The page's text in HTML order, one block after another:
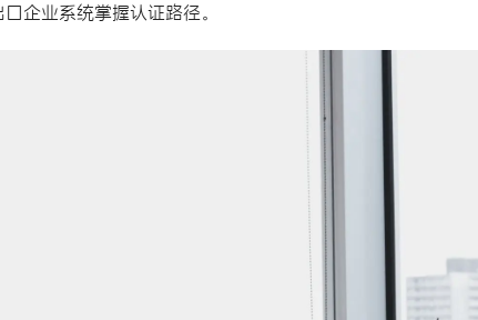
口企业系统掌握认证路径。